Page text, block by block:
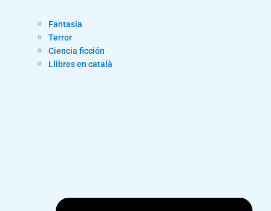
Fantasía
Terror
Ciencia ficción
Llibres en català